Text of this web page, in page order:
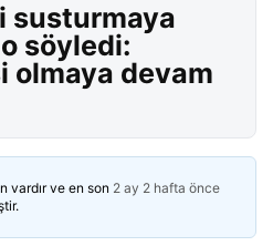
susturmaya
söyledi:
olmaya devam
vardır ve en son 2 ay 2 hafta önce